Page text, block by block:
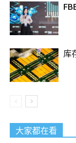
库
大家都在看